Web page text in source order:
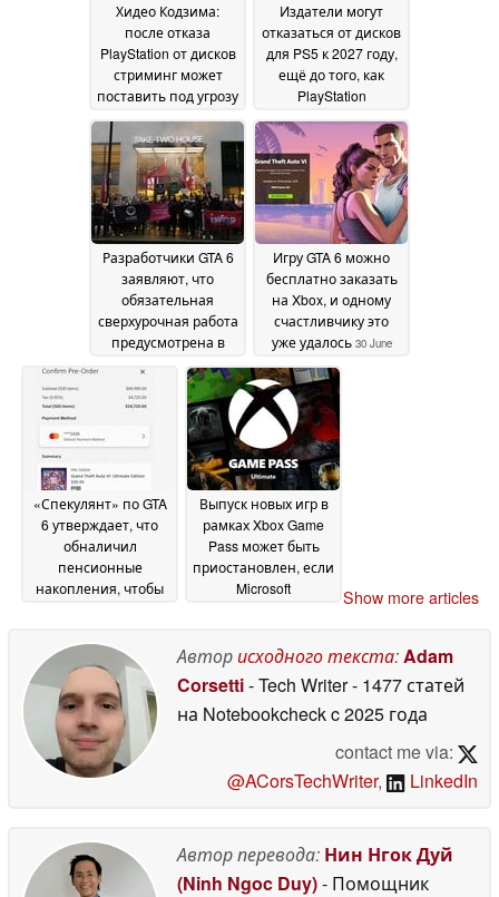
Хидео Кодзима:
после отказа
PlayStation от дисков
стриминг может
поставить под угрозу
собственности на
игры и фильмы07 July
2026
Издатели могут
отказаться от дисков
для PS5 к 2027 году,
ещё до того, как
PlayStation
выпускать игры на
физических
носителях07 July 2026
Разработчики GTA 6
заявляют, что
обязательная
сверхурочная работа
предусмотрена в
06 July 2026
Игру GTA 6 можно
бесплатно заказать
на Xbox, и одному
счастливчику это
уже удалось 30 June
2026
«Спекулянт» по GTA
6 утверждает, что
обналичил
пенсионные
накопления, чтобы
Edition, не
подозревая, что в
них нет дисков
30 June
2026
Выпуск новых игр в
рамках Xbox Game
Pass может быть
приостановлен, если
Microsoft
публикации29 June
Show more articles
Авторисходного текста:Adam
Corsetti- Tech Writer- 1477 статей
на Notebookcheckc 2025 года
contact me via:
@ACorsTechWriter, LinkedIn
Автор перевода: Нин Нгок Дуй
(Ninh Ngoc Duy)- Помощник